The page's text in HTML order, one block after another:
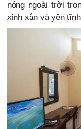
nóng ngoài trời
xinh xắn và yên